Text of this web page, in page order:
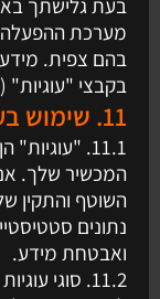
מערכת
בהם צפית.
בקבצי "עוגיות" (Cookies).
11. שימוש בעוגיות (Cookies)
11.1.
המכשיר שלך.
השוטף והתקין
נתונים
ואבטחת מידע.
11.2. סוגי